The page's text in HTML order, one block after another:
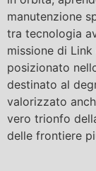
manutenzione
tra tecnologia
missione di
posizionato
destinato al
valorizzato
vero trionfo
delle frontiere